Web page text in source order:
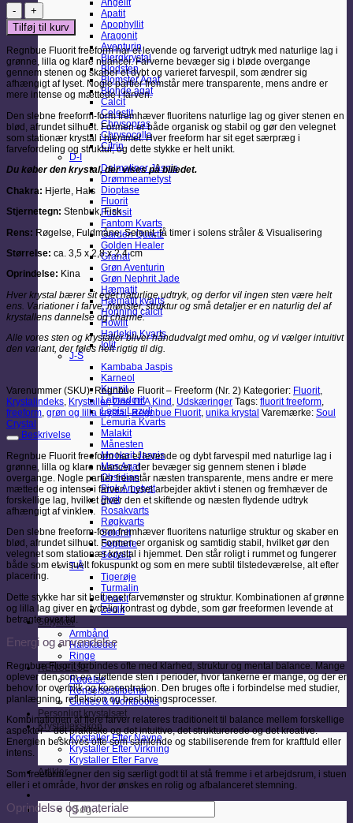
Angelit
Apatit
Apophyllit
Aragonit
Aventurin
Bjergkrystal
Blodsten
Blomster Agat
Blonde agat
Calcit
Celestit
Chrysopras
Chrysocolla
Citrin
D-I
Dalmatiner Jaspis
Drømmeametyst
Dioptase
Fluorit
Fuchsit
Fantom Kvarts
Garden Quartz
Golden Healer
Granat
Grøn Aventurin
Grøn Nephrit Jade
Hæmatit
Hæmatit kvarts
Honning calcit
Howlit
Harlekin Kvarts
Iolit
J-S
Kambaba Jaspis
Karneol
Kunzit
Labradorit
Lapis Lazuli
Lemuria Kvarts
Malakit
Månesten
Mookait Jaspis
Mos Agat
Obsidian
Pink Ametyst
Pyrit
Rosakvarts
Røgkvarts
Selenit
Septarie
Sodalit
T-Å
Tigerøje
Turmalin
Unakit
Zeolit
Smykker
Armbånd
Halskæder
Ringe
RENSELSE
Røgelse
Renselsestilbehør
Guides & Workbooks
Personligt krystalsæt
Krystalleksikon
Krystaller Efter Navne
Krystaller Efter Virkning
Krystaller Efter Farve
Artikler
Søg
efter:
Regnbue
Fluorit
–
(Nr.
2)
antal
Tilføj til kurv
Regnbue Fluorit freeform har et levende og farverigt udtryk med naturlige lag i
grønne, lilla og klare nuancer. Farverne bevæger sig i bløde overgange
gennem stenen og skaber et dybt og varieret farvespil, som ændrer sig
afhængigt af lyset. Nogle partier fremstår mere transparente, mens andre er
mere intense og mættede i farven.
Den slebne freeform-form fremhæver fluoritens naturlige lag og giver stenen en
blød, afrundet silhuet. Formen er både organisk og stabil og gør den velegnet
som stationær krystal i hjemmet. Hver freeform har sit eget særpræg i
farvefordeling og struktur, og dette stykke er helt unikt.
Du køber den krystal, der vises på billedet.
Chakra: Hjerte, Hals
Stjernetegn: Stenbuk, Fisk
Rens: Røgelse, Fuldmåne, Selenit, få timer i solens stråler & Visualisering
Størrelse: ca. 3,5 x 2,8 x 2,4 cm
Oprindelse: Kina
Hver krystal bærer sit eget naturlige udtryk, og derfor vil ingen sten være helt
ens. Variationer i farve, mønster, struktur og små detaljer er en naturlig del af
krystallens dannelse og charme.
Alle vores sten og krystaller bliver håndudvalgt med omhu, og vi vælger intuitivt
den variant, der føles helt rigtig til dig.
Varenummer (SKU): Regnbue Fluorit – Freeform (Nr. 2) Kategorier: Fluorit,
Krystalindeks, Krystaller,One Of A Kind , Udskæringer Tags: fluorit freeform,
freeform, grøn og lilla krystal,Regnbue Fluorit, unika krystal Varemærke: Soul
Crystal
Beskrivelse
Regnbue Fluorit freeform har et levende og dybt farvespil med naturlige lag i
grønne, lilla og klare nuancer, der bevæger sig gennem stenen i bløde
overgange. Nogle partier fremstår næsten transparente, mens andre er mere
mættede og intense i farven. Lyset arbejder aktivt i stenen og fremhæver de
forskellige lag, hvilket giver den et skiftende og næsten flydende udtryk
afhængigt af vinklen.
Den slebne freeform-form fremhæver fluoritens naturlige struktur og skaber en
blød, afrundet silhuet. Formen er organisk og samtidig stabil, hvilket gør den
velegnet som stationær krystal i hjemmet. Den står roligt i rummet og fungerer
både som et visuelt fokuspunkt og som en mere subtil tilstedeværelse, alt efter
placering.
Dette stykke har sit helt eget farvemønster og struktur. Kombinationen af grønne
og lilla lag giver en tydelig kontrast og dybde, som gør freeformen levende at
betragte over tid.
Energi og anvendelse
Regnbue Fluorit forbindes ofte med klarhed, struktur og mental balance. Mange
oplever den som en støttende sten i perioder, hvor tankerne er mange, og der er
behov for overblik og koncentration. Den bruges ofte i forbindelse med studier,
planlægning, refleksion og beslutningsprocesser.
Kombinationen af flere farver relateres traditionelt til balance mellem forskellige
aspekter – det praktiske og det intuitive, det strukturerede og det kreative.
Energien beskrives ofte som samlende og stabiliserende frem for kraftfuld eller
intens.
Som freeform egner den sig særligt godt til at stå fremme i et arbejdsrum, i stuen
eller i et område, hvor der ønskes en rolig og afbalanceret stemning.
Oprindelse og materiale